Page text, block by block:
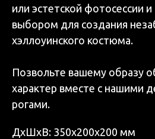
или эстетской фотосессии
выбором для создания
хэллоуинского костюма.
Позвольте вашему образу
характер вместе с нашими
рогами.
ДxШxВ: 350x200x200 мм